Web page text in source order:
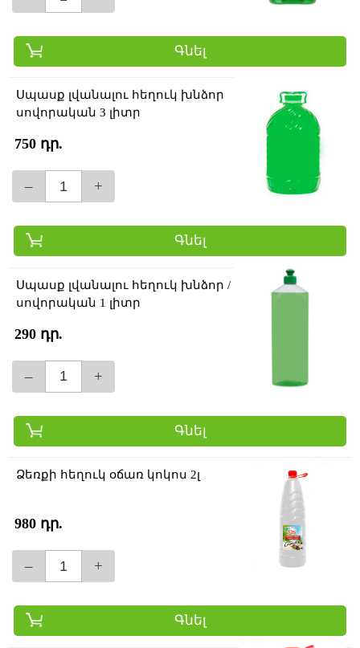
Գնել
Սպասք լվանալու հեղուկ խնձոր
սովորական 3 լիտր
750 դր.
– +
Գնել
Սպասք լվանալու հեղուկ խնձոր /
սովորական 1 լիտր
290 դր.
– +
Գնել
Ձեռքի հեղուկ օճառ կոկոս 2լ
980 դր.
– +
Գնել